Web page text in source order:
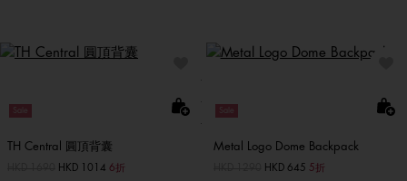
Sale
TH Central 圓頂背囊
至HKD 1014 6折
Sale
Metal Logo Dome Backpack
至HKD 645 5折